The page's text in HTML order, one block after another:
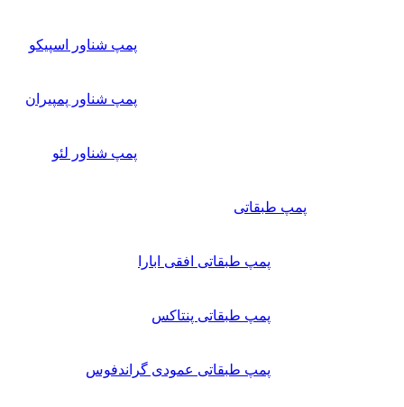
پمپ شناور اسپیکو
پمپ شناور پمپیران
پمپ شناور لئو
پمپ طبقاتی
پمپ طبقاتی افقی ابارا
پمپ طبقاتی پنتاکس
پمپ طبقاتی عمودی گراندفوس